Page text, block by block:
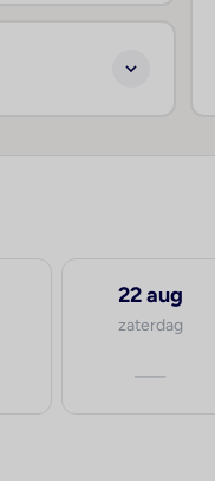
22 aug
zaterdag
—